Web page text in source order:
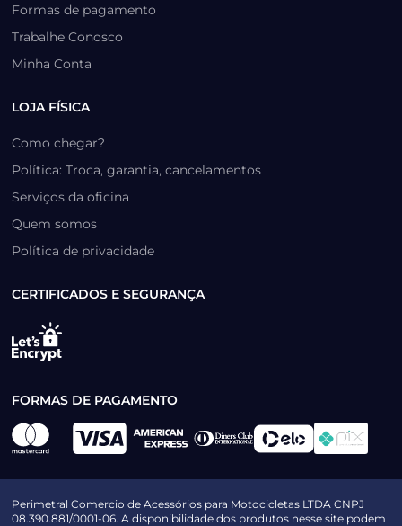
Formas de pagamento
Trabalhe Conosco
Minha Conta
LOJA FÍSICA
Como chegar?
Política: Troca, garantia, cancelamentos
Serviços da oficina
Quem somos
Política de privacidade
CERTIFICADOS E SEGURANÇA
FORMAS DE PAGAMENTO
Perimetral Comercio de Acessórios para Motocicletas LTDA CNPJ
08.390.881/0001-06. A disponibilidade dos produtos nesse site podem